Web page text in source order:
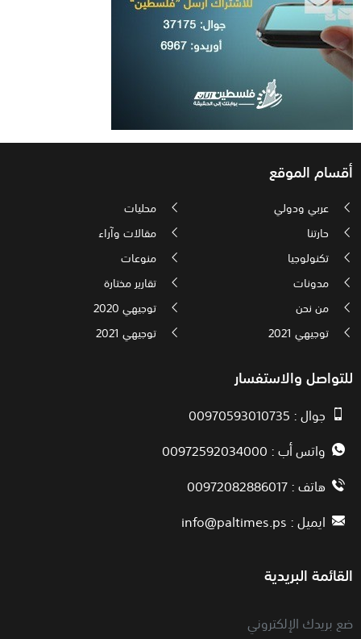
أقسام الموقع
عربي ودولي
محليات
حارتنا
مقالات وآراء
تكنولوجيا
منوعات
مدونات
تقارير مختارة
من نحن
توجيهي 2020
توجيهي 2021
توجيهي 2021
للتواصل والاستفسار
جوال : 00970593010735
واتس أب : 00972592034000
هاتف : 00972082886017
ايميل :info@paltimes.ps
القائمة البريدية